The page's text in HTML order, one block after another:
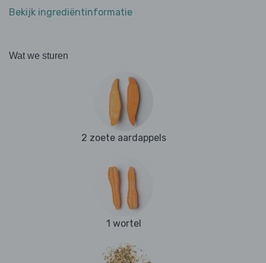
Bekijk ingrediëntinformatie
Wat we sturen
2 zoete aardappels
1 wortel